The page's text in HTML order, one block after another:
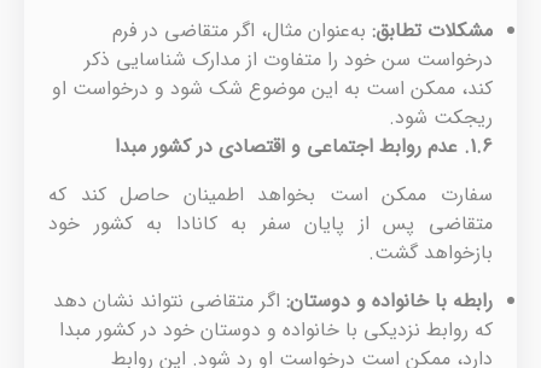
مشکلات تطابق: به‌عنوان مثال، اگر متقاضی در فرم
درخواست سن خود را متفاوت از مدارک شناسایی ذکر
کند، ممکن است به این موضوع شک شود و درخواست او
ریجکت شود.
1.6. عدم روابط اجتماعی و اقتصادی در کشور مبدا
سفارت ممکن است بخواهد اطمینان حاصل کند که
متقاضی پس از پایان سفر به کانادا به کشور خود
بازخواهد گشت.
رابطه با خانواده و دوستان: اگر متقاضی نتواند نشان دهد
که روابط نزدیکی با خانواده و دوستان خود در کشور مبدا
دارد، ممکن است درخواست او رد شود. این روابط